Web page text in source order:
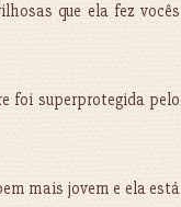
que ela fez vocês
foi superprotegida pelo
mais jovem e ela está